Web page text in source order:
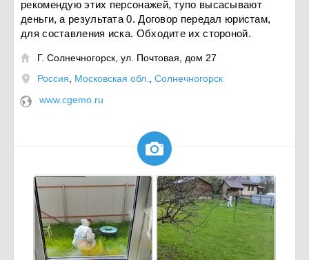
рекомендую этих персонажей, тупо высасывают
деньги, а результата 0. Договор передал юристам,
для составления иска. Обходите их стороной.

Г. Солнечногорск, ул. Почтовая, дом 27
Россия
Московская обл.
Солнечногорск
www.cgemo.ru
